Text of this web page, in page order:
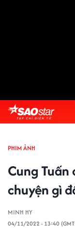
PHIM ẢNH
Cung
chuyện gì
MINH HY
04/11/2022 - 13:40